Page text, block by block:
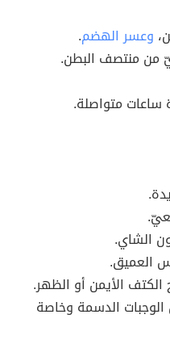
وعسر الهضم.
من منتصف البطن.
ساعات متواصلة.
الشاي.
العميق.
الأيمن أو الظهر.
الوجبات الدسمة وخاصة